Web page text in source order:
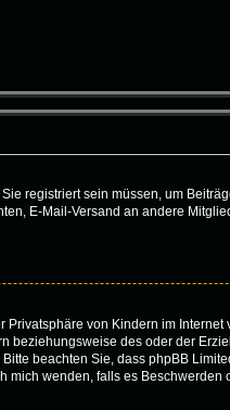
registriert sein müssen, um
E-Mail-Versand an andere
von Kindern im
des oder der
beachten Sie, dass phpBB
wenden, falls es